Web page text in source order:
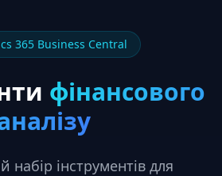
365 Business Central
фінансового
набір інструментів для